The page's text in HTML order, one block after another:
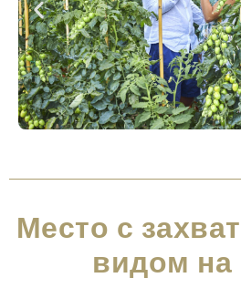
Место с
видом на